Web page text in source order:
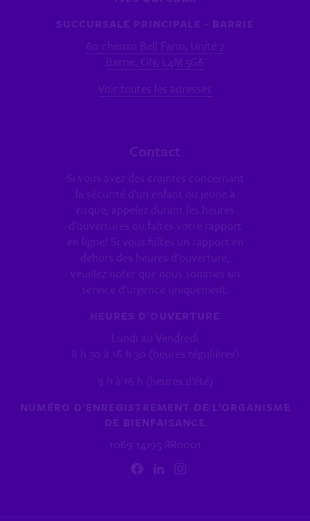
SUCCURSALE PRINCIPALE - BARRIE
60 chemin Bell Farm, Unité 7
Barrie, ON, L4M 5G6
Voir toutes les adresses
Contact
Si vous avez des craintes concernant
la sécurité d’un enfant ou jeune à
risque, appelez durant les heures
d’ouvertures ou faîtes votre rapport
en ligne! Si vous faîtes un rapport en
dehors des heures d’ouverture,
veuillez noter que nous sommes un
service d’urgence uniquement.
HEURES D’OUVERTURE
Lundi au Vendredi
8 h 30 à 16 h 30 (heures régulières)
9 h à 16 h (heures d’été)
NUMÉRO D'ENREGISTREMENT DE L’ORGANISME
DE BIENFAISANCE
1069 14195 RR0001